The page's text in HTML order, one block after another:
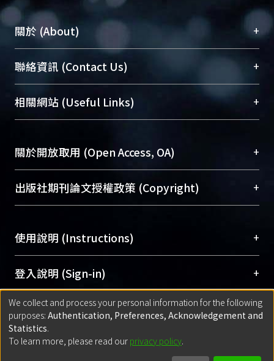
關於 (About) +
臺大位居世界頂尖大學之列，為永久珍藏及向國際
展現本校豐碩的研究成果及學術能量，圖書館整合
機構典藏（NTUR）與學術庫（AH）不同功能平
台，成為臺大學術典藏NTU scholars。期能整合研
成果。
To permanently archive and promote researcher
profiles and scholarly works, Library integrates the
services of “NTU Repository” with “Academic
聯絡資訊 (Contact Us) +
總館學科館員(Main Library)
醫學圖書館學科館員(Medical Library)
Sciences Library)
相關網站 (Useful Links) +
關於開放取用 (Open Access, OA) +
開放取用是從使用者角度提升資訊取用性的社會運
動，應用在學術研究上是透過將研究著作公開供使
用逐年攀升。同時可加速研究發展、提升研究影響
Archive）平台。 （點選深入了解OA）
出版社期刊論文授權政策 (Copyright) +
含部分內容的版權非匯入者所有，或由第三方贊
助與合作完成，請確認該版權所有者及第三方同
意提供此授權。
Please represent that the submission is your
original work, and that you have the right to
grant the rights to upload.
若欲上傳已出版的全文電子檔，可使用
使用說明 (Instructions) +
網站簡介(Quickstart Guide)
使用手冊(Instruction Manual)
線上預約服務(Booking Service)
登入說明 (Sign-in) +
方案一：臺灣大學計算機中心帳號登入
(With C&INC Email Account)
方案二：ORCID帳號登入(With ORCID)
匯入著作 (Submission) +
方案一：定期更新ORCID者，以ID匯入
We collect and process your personal information for the following
purposes: Authentication, Preferences, Acknowledgement and
Statistics.
To learn more, please read our privacy policy.